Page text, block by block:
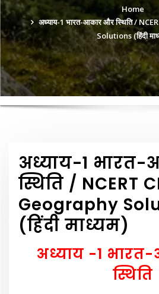
Home
अध्याय-1 भारत-आकार और स्थिति /
Solutions (हिंदी
अध्याय-1
स्थिति / NCERT
Geography
(हिंदी माध्यम)
अध्याय -1
स्थिति